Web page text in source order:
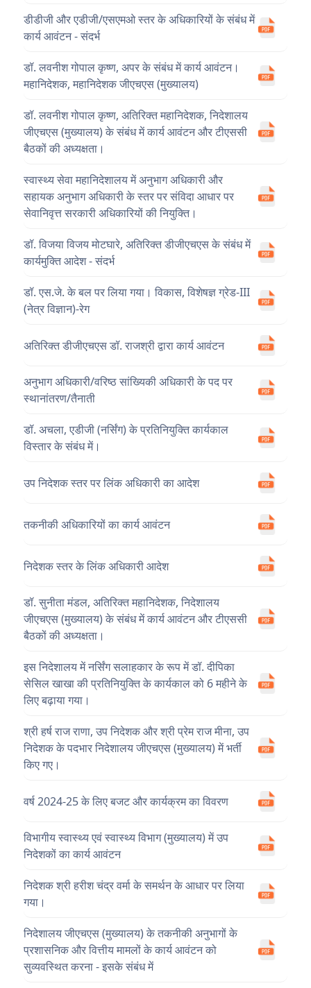
डीडीजी और एडीजी/एसएमओ स्तर के अधिकारियों के संबंध में
कार्य आवंटन - संदर्भ
डॉ. लवनीश गोपाल कृष्ण, अपर के संबंध में कार्य आवंटन।
महानिदेशक, महानिदेशक जीएचएस (मुख्यालय)
डॉ. लवनीश गोपाल कृष्ण, अतिरिक्त महानिदेशक, निदेशालय
जीएचएस (मुख्यालय) के संबंध में कार्य आवंटन और टीएससी
बैठकों की अध्यक्षता।
स्वास्थ्य सेवा महानिदेशालय में अनुभाग अधिकारी और
सहायक अनुभाग अधिकारी के स्तर पर संविदा आधार पर
सेवानिवृत्त सरकारी अधिकारियों की नियुक्ति।
डॉ. विजया विजय मोटघारे, अतिरिक्त डीजीएचएस के संबंध में
कार्यमुक्ति आदेश - संदर्भ
डॉ. एस.जे. के बल पर लिया गया। विकास, विशेषज्ञ ग्रेड-III
(नेत्र विज्ञान)-रेग
अतिरिक्त डीजीएचएस डॉ. राजश्री द्वारा कार्य आवंटन
अनुभाग अधिकारी/वरिष्ठ सांख्यिकी अधिकारी के पद पर
स्थानांतरण/तैनाती
डॉ. अचला, एडीजी (नर्सिंग) के प्रतिनियुक्ति कार्यकाल
विस्तार के संबंध में।
उप निदेशक स्तर पर लिंक अधिकारी का आदेश
तकनीकी अधिकारियों का कार्य आवंटन
निदेशक स्तर के लिंक अधिकारी आदेश
डॉ. सुनीता मंडल, अतिरिक्त महानिदेशक, निदेशालय
जीएचएस (मुख्यालय) के संबंध में कार्य आवंटन और टीएससी
बैठकों की अध्यक्षता।
इस निदेशालय में नर्सिंग सलाहकार के रूप में डॉ. दीपिका
सेसिल खाखा की प्रतिनियुक्ति के कार्यकाल को 6 महीने के
लिए बढ़ाया गया।
श्री हर्ष राज राणा, उप निदेशक और श्री प्रेम राज मीना, उप
निदेशक के पदभार निदेशालय जीएचएस (मुख्यालय) में भर्ती
किए गए।
वर्ष 2024-25 के लिए बजट और कार्यक्रम का विवरण
विभागीय स्वास्थ्य एवं स्वास्थ्य विभाग (मुख्यालय) में उप
निदेशकों का कार्य आवंटन
निदेशक श्री हरीश चंद्र वर्मा के समर्थन के आधार पर लिया
गया।
निदेशालय जीएचएस (मुख्यालय) के तकनीकी अनुभागों के
प्रशासनिक और वित्तीय मामलों के कार्य आवंटन को
सुव्यवस्थित करना - इसके संबंध में